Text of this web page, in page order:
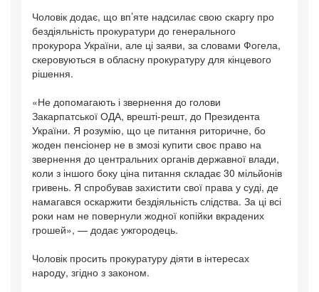
Чоловік додає, що вп’яте надсилає свою скаргу про
бездіяльність прокуратури до генерального
прокурора України, але ці заяви, за словами Фогела,
скеровуються в обласну прокуратуру для кінцевого
рішення.
«Не допомагають і звернення до голови
Закарпатської ОДА, врешті-решт, до Президента
України. Я розумію, що це питання риторичне, бо
жоден пенсіонер не в змозі купити своє право на
звернення до центральних органів державної влади,
коли з іншого боку ціна питання складає 30 мільйонів
гривень. Я спробував захистити свої права у суді, де
намагався оскаржити бездіяльність слідства. За ці всі
роки нам не повернули жодної копійки вкрадених
грошей», — додає ужгородець.
Чоловік просить прокуратуру діяти в інтересах
народу, згідно з законом.